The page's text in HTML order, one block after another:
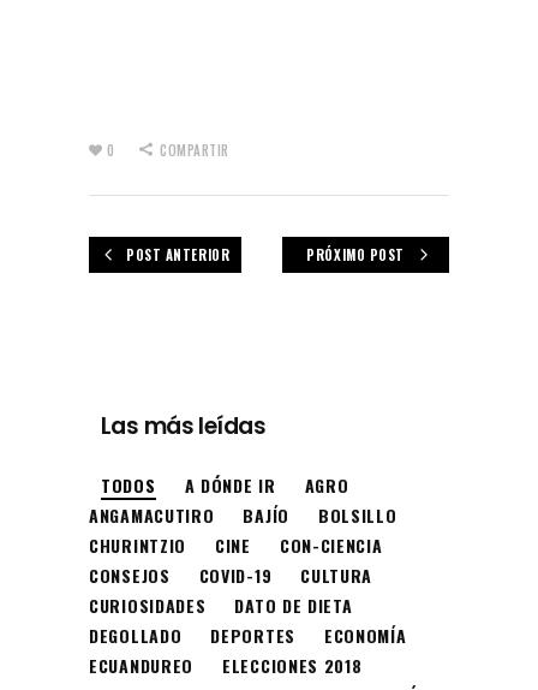
0 COMPARTIR
POST ANTERIOR PRÓXIMO POST
Las más leídas
TODOS A DÓNDE IR
AGRO
ANGAMACUTIRO
BAJÍO
BOLSILLO
CHURINTZIO
CINE
CON-CIENCIA
CONSEJOS
COVID-19
CULTURA
CURIOSIDADES
DATO DE DIETA
DEGOLLADO
DEPORTES
ECONOMÍA
ECUANDUREO
ELECCIONES 2018